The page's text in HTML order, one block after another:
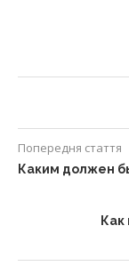
Попередня стаття
Каким должен
Как